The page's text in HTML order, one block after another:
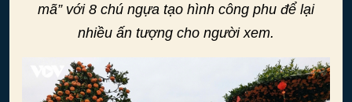
mã” với 8 chú ngựa tạo hình công phu để lại
nhiều ấn tượng cho người xem.